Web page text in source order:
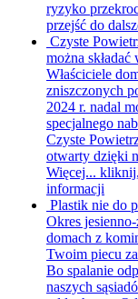
ryzyko
przejść do
Czyste
można
Właściciele
zniszczonych
2024 r. nadal
specjalnego
Czyste
otwarty dzięki
Więcej...
informacji
Plastik nie do
Okres
domach z
Twoim piecu
Bo spalanie
naszych